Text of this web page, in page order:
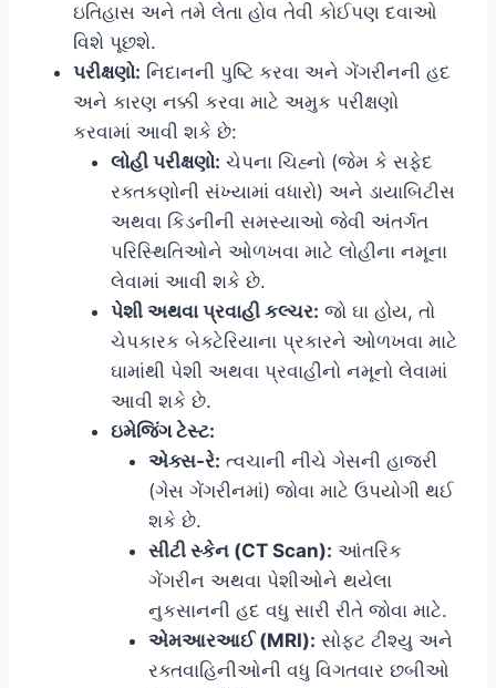
ઇતિહાસ અને તમે લેતા હોવ તેવી કોઈપણ દવાઓ
વિશે પૂછશે.
પરીક્ષણો: નિદાનની પુષ્ટિ કરવા અને ગેંગરીનની હદ
અને કારણ નક્કી કરવા માટે અમુક પરીક્ષણો
કરવામાં આવી શકે છે:
લોહી પરીક્ષણો: ચેપના ચિહ્નો (જેમ કે સફેદ
રક્તકણોની સંખ્યામાં વધારો) અને ડાયાબિટીસ
અથવા કિડનીની સમસ્યાઓ જેવી અંતર્ગત
પરિસ્થિતિઓને ઓળખવા માટે લોહીના નમૂના
લેવામાં આવી શકે છે.
પેશી અથવા પ્રવાહી કલ્ચર: જો ઘા હોય, તો
ચેપકારક બેક્ટેરિયાના પ્રકારને ઓળખવા માટે
ઘામાંથી પેશી અથવા પ્રવાહીનો નમૂનો લેવામાં
આવી શકે છે.
ઇમેજિંગ ટેસ્ટ:
એક્સ-રે: ત્વચાની નીચે ગેસની હાજરી
(ગેસ ગેંગરીનમાં) જોવા માટે ઉપયોગી થઈ
શકે છે.
સીટી સ્કેન (CT Scan): આંતરિક
ગેંગરીન અથવા પેશીઓને થયેલા
નુકસાનની હદ વધુ સારી રીતે જોવા માટે.
એમઆરઆઈ (MRI): સોફ્ટ ટીશ્યુ અને
રક્તવાહિનીઓની વધુ વિગતવાર છબીઓ